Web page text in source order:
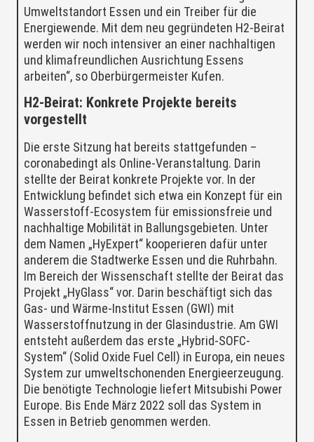
Umweltstandort Essen und ein Treiber für die
Energiewende. Mit dem neu gegründeten H2-Beirat
werden wir noch intensiver an einer nachhaltigen
und klimafreundlichen Ausrichtung Essens
arbeiten“, so Oberbürgermeister Kufen.
H2-Beirat: Konkrete Projekte bereits
vorgestellt
Die erste Sitzung hat bereits stattgefunden –
coronabedingt als Online-Veranstaltung. Darin
stellte der Beirat konkrete Projekte vor. In der
Entwicklung befindet sich etwa ein Konzept für ein
Wasserstoff-Ecosystem für emissionsfreie und
nachhaltige Mobilität in Ballungsgebieten. Unter
dem Namen „HyExpert“ kooperieren dafür unter
anderem die Stadtwerke Essen und die Ruhrbahn.
Im Bereich der Wissenschaft stellte der Beirat das
Projekt „HyGlass“ vor. Darin beschäftigt sich das
Gas- und Wärme-Institut Essen (GWI) mit
Wasserstoffnutzung in der Glasindustrie. Am GWI
entsteht außerdem das erste „Hybrid-SOFC-
System“ (Solid Oxide Fuel Cell) in Europa, ein neues
System zur umweltschonenden Energieerzeugung.
Die benötigte Technologie liefert Mitsubishi Power
Europe. Bis Ende März 2022 soll das System in
Essen in Betrieb genommen werden.